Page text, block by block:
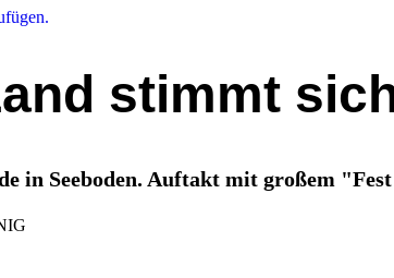
stimmt
in Seeboden. Auftakt mit großem